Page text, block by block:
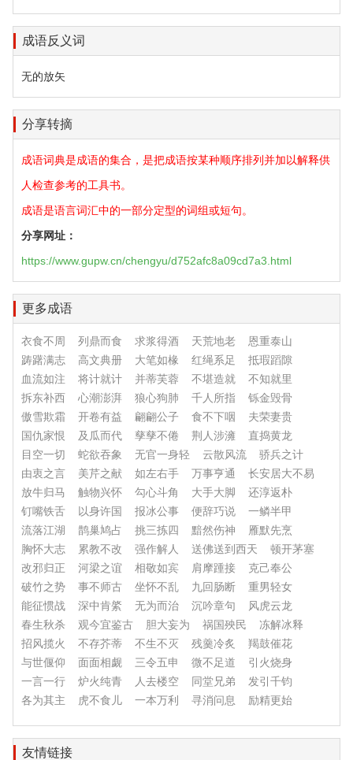
成语反义词
无的放矢
分享转摘
成语词典是成语的集合，是把成语按某种顺序排列并加以解释供
人检查参考的工具书。
成语是语言词汇中的一部分定型的词组或短句。
分享网址：
https://www.gupw.cn/chengyu/d752afc8a09cd7a3.html
更多成语
衣食不周 列鼎而食 求浆得酒 天荒地老
恩重泰山
踌躇满志
高文典册 大笔如椽 红绳系足
抵瑕蹈隙
血流如注
将计就计 并蒂芙蓉 不堪造就
不知就里
拆东补西
心潮澎湃 狼心狗肺 千人所指
铄金毁骨
傲雪欺霜
开卷有益 翩翩公子 食不下咽
夫荣妻贵
国仇家恨
及瓜而代 孳孳不倦 荆人涉澭
直捣黄龙
目空一切
蛇欲吞象 无官一身轻 云散风流
骄兵之计
由衷之言
美芹之献 如左右手 万事亨通
长安居大不易
放牛归马
触物兴怀 勾心斗角 大手大脚
还淳返朴
钉嘴铁舌
以身许国 报冰公事 便辞巧说
一鳞半甲
流落江湖
鹊巢鸠占 挑三拣四 黯然伤神
雁默先烹
胸怀大志
累教不改 强作解人 送佛送到西天
顿开茅塞
改邪归正
河梁之谊 相敬如宾 肩摩踵接
克己奉公
破竹之势
事不师古 坐怀不乱 九回肠断
重男轻女
能征惯战
深中肯綮 无为而治 沉吟章句
风虎云龙
春生秋杀
观今宜鉴古 胆大妄为 祸国殃民
冻解冰释
招风揽火
不存芥蒂 不生不灭 残羹冷炙
羯鼓催花
与世偃仰
面面相觑 三令五申 微不足道
引火烧身
一言一行
炉火纯青 人去楼空 同堂兄弟
发引千钧
各为其主
虎不食儿 一本万利 寻消问息 励精更始
友情链接